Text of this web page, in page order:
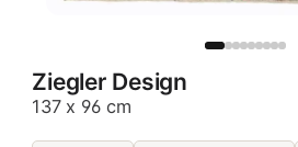
Ziegler Design
137 x 96 cm